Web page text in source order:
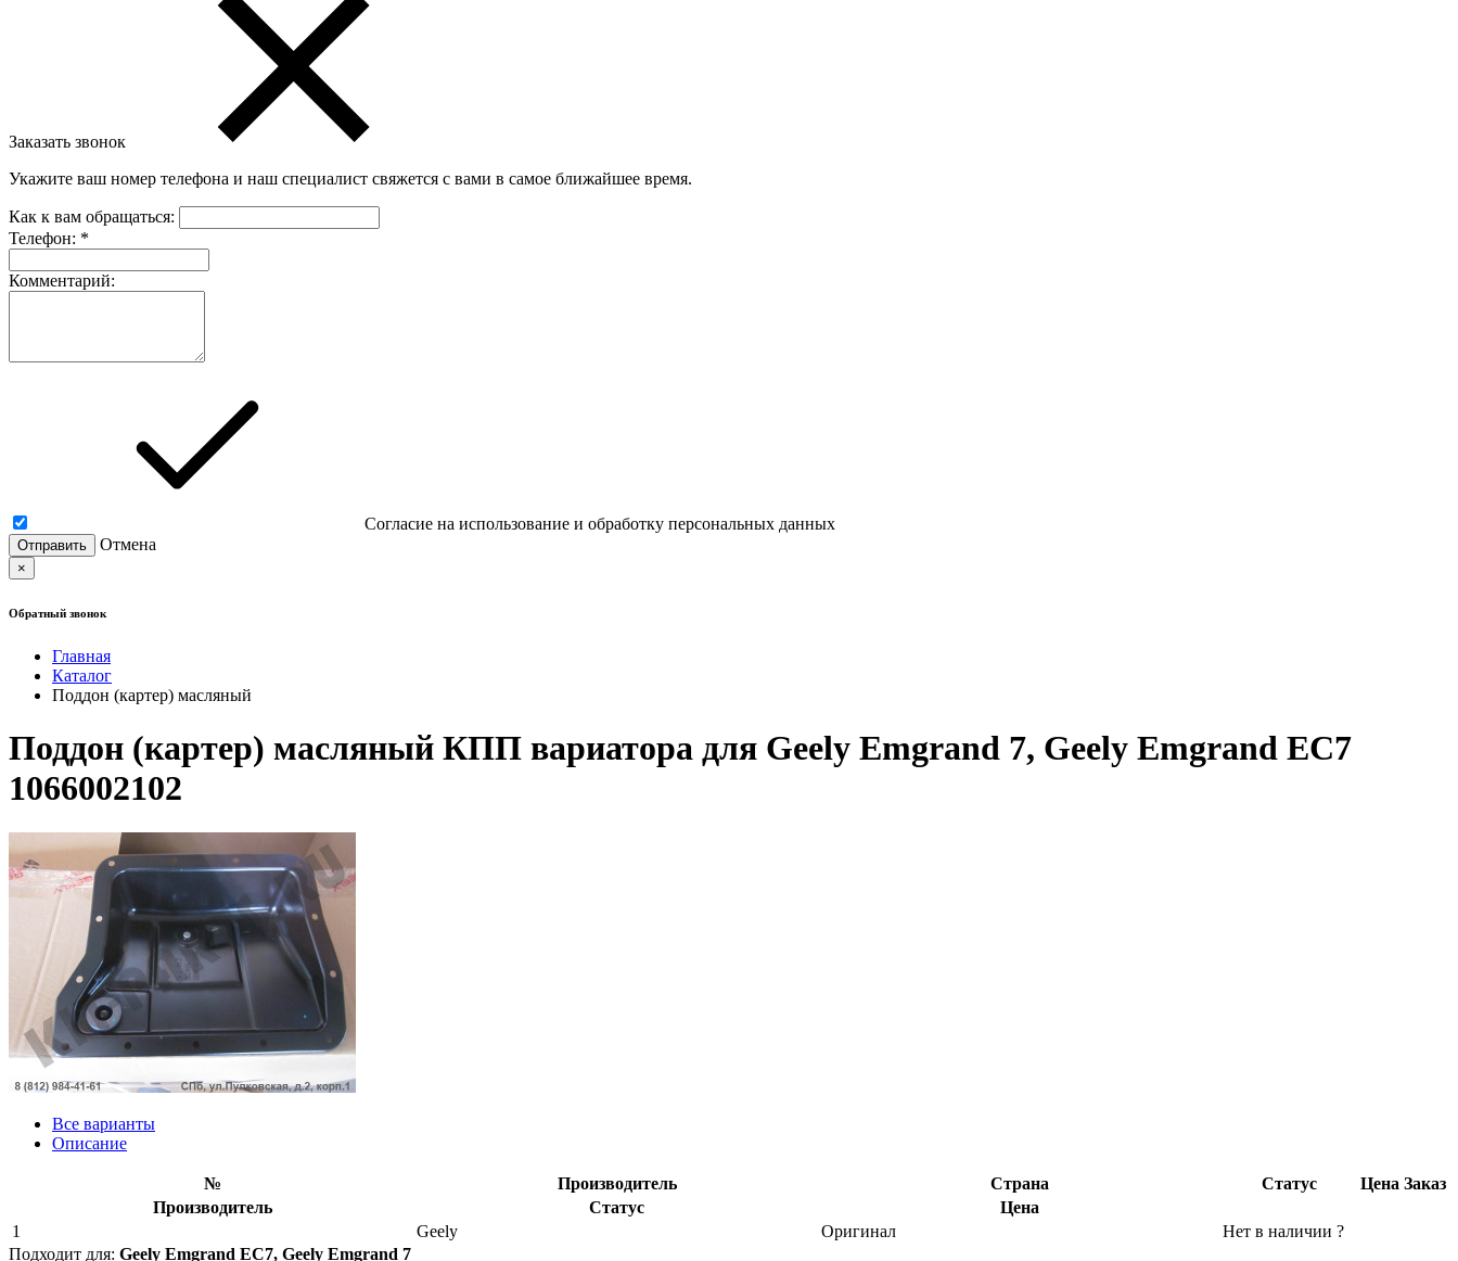
Заказать звонок
Укажите ваш номер телефона и наш специалист свяжется с вами в самое ближайшее время.
Как к вам обращаться:
Телефон: *
Комментарий:
Согласие на использование и обработку персональных данных
Отмена
×
Обратный звонок
Главная
Каталог
Поддон (картер) масляный
Поддон (картер) масляный КПП вариатора для Geely Emgrand 7, Geely Emgrand EC7
1066002102
Все варианты
Описание
№ Производитель Страна Статус Цена Заказ
Производитель
Статус
Цена
1
Geely Оригинал Нет в наличии ?
Подходит для: Geely Emgrand EC7, Geely Emgrand 7